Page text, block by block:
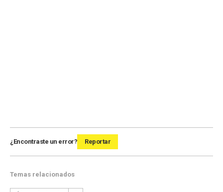
¿Encontraste un error? Reportar
Temas relacionados